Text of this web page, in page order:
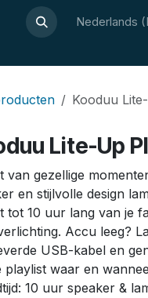
Contact Nederlands
Kooduu
Lite-Up
van gezellige
en stijlvolle design
tot 10 uur lang van je
Accu leeg?
USB-kabel en
playlist waar en
10 uur speaker &